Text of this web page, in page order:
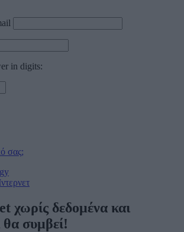
in digits:
σας;
χωρίς δεδομένα και
συμβεί!